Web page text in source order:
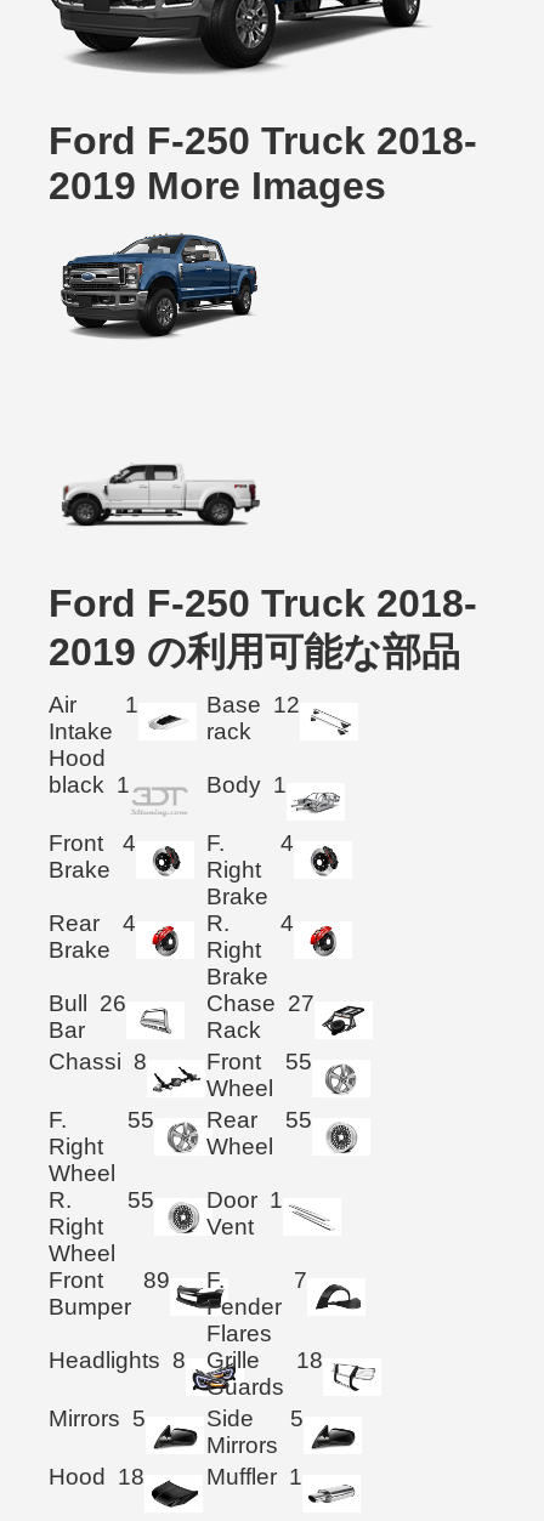
Ford F-250 Truck 2018-
2019 More Images
Ford F-250 Truck 2018-
2019 の利用可能な部品
Air
Intake
Hood
1
Base
rack
12
black 1 Body 1
Front
Brake
4
F.
Right
Brake
4
Rear
Brake
4
R.
Right
Brake
4
Bull
Bar
26
Chase
Rack
27
Chassi 8
Front
Wheel
55
F.
Right
Wheel
55
Rear
Wheel
55
R.
Right
Wheel
55
Door
Vent
1
Front
Bumper
89
F.
Fender
Flares
7
Headlights 8
Grille
Guards
18
Mirrors 5
Side
Mirrors
5
Hood 18 Muffler 1